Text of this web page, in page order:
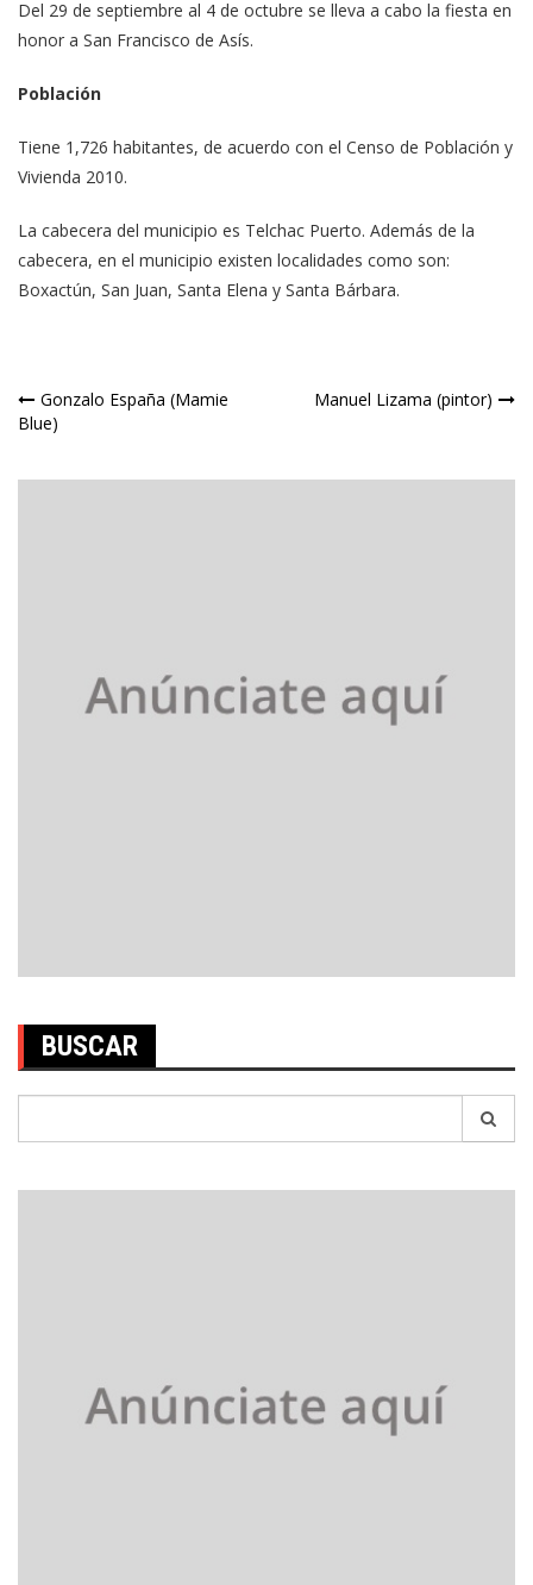
Del 29 de septiembre al 4 de octubre se lleva a cabo la fiesta en
honor a San Francisco de Asís.
Población
Tiene 1,726 habitantes, de acuerdo con el Censo de Población y
Vivienda 2010.
La cabecera del municipio es Telchac Puerto. Además de la
cabecera, en el municipio existen localidades como son:
Boxactún, San Juan, Santa Elena y Santa Bárbara.
Navegación
entradas
Gonzalo España (Mamie
Blue)
Manuel Lizama (pintor)
BUSCAR